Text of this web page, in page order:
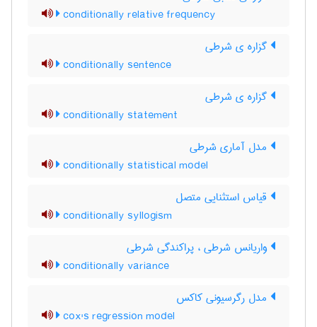
conditionally relative frequency
گزاره ی شرطی
conditionally sentence
گزاره ی شرطی
conditionally statement
مدل آماری شرطی
conditionally statistical model
قیاس استثنایی متصل
conditionally syllogism
واریانس شرطی ، پراکندگی شرطی
conditionally variance
مدل رگرسیونی کاکس
cox's regression model